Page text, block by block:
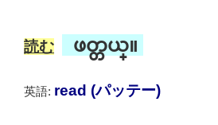
読む ဖတ္တယ္။
英語: read (パッテー)